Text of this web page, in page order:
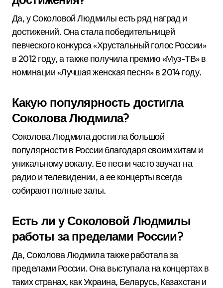
Да, у Соколовой Людмилы есть ряд наград и
достижений. Она стала победительницей
певческого конкурса «Хрустальный голос России»
в 2012 году, а также получила премию «Муз-ТВ» в
номинации «Лучшая женская песня» в 2014 году.
Какую популярность достигла
Соколова Людмила?
Соколова Людмила достигла большой
популярности в России благодаря своим хитам и
уникальному вокалу. Ее песни часто звучат на
радио и телевидении, а ее концерты всегда
собирают полные залы.
Есть ли у Соколовой Людмилы
работы за пределами России?
Да, Соколова Людмила также работала за
пределами России. Она выступала на концертах в
таких странах, как Украина, Беларусь, Казахстан и